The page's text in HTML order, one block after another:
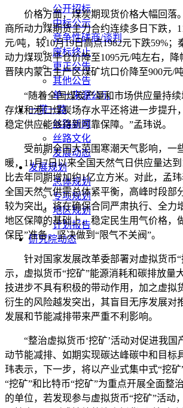
公开招标
中标公示
竞争性磋商/谈判
废标终止
更正公告
其他公告
单一来源公示
一带一路
丝路新闻
丝路文化
发展动态
发展规划
总体规划
专项规划
地区规划
计划报告
研究院动态
价格方面，煤炭期现货价格大幅回落
商所动力煤期货主力合约连续多日下跌，
元/吨，较10月19日高点1982元下跌59%；
动力煤现货平仓价降至1095元/吨左右，降
晋陕内蒙古主产区煤矿坑口价降至900元/吨
“随着全国煤炭产量和市场供应量持续
存煤和港口煤炭场存水平还将进一步提升
稳定供应能够得到可靠保障。”孟玮说。
受前期全国大范围寒潮天气影响，一
暖，11月7日以来全国天然气日供应量达到
比去年同期增加约1亿立方米。对此，孟
全国天然气供需总体紧平衡，高峰时段部
较为突出，将在确保合同严肃执行、全力
地区保障的基础上，稳定民生用气价格，
保民”准备，坚决做到“限气不关阀”。
针对国家发展改革委部署对虚拟货币“
示，虚拟货币“挖矿”能源消耗和碳排放量
技进步不具有积极的带动作用，加之虚拟
衍生的风险越发突出，其盲目无序发展对
发展和节能减排带来严重不利影响。
“整治虚拟货币‘挖矿’活动对促进我国
动节能减排、如期实现碳达峰碳中和目标
玮表示，下一步，将以产业式集中式“挖
“挖矿”和比特币“挖矿”为重点开展全面整
的单位，若发现参与虚拟货币“挖矿”活动